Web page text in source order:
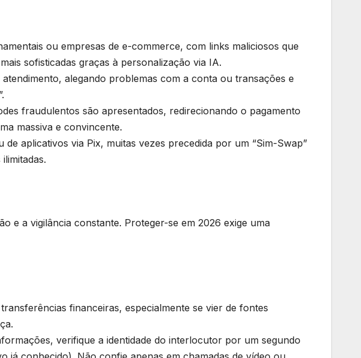
ou empresas de e-commerce, com links maliciosos que
sofisticadas graças à personalização via IA.
alegando problemas com a conta ou transações e
fraudulentos são apresentados, redirecionando o pagamento
massiva e convincente.
aplicativos via Pix, muitas vezes precedida por um “Sim-Swap”
e a vigilância constante. Proteger-se em 2026 exige uma
financeiras, especialmente se vier de fontes
verifique a identidade do interlocutor por um segundo